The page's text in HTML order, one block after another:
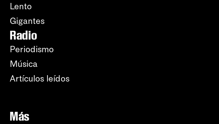
Lento
Gigantes
Radio
Periodismo
Música
Artículos leídos
Más